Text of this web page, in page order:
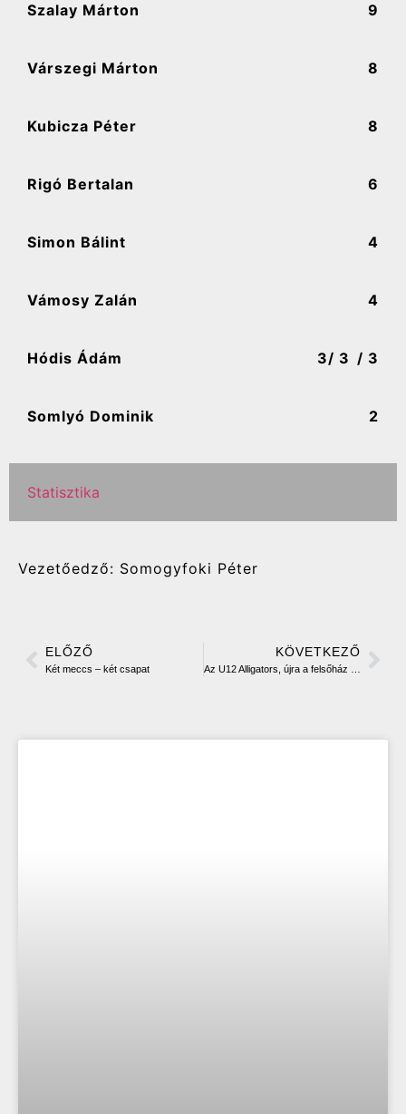
Szalay Márton 9
Várszegi Márton 8
Kubicza Péter 8
Rigó Bertalan 6
Simon Bálint 4
Vámosy Zalán 4
Hódis Ádám 3/ 3 / 3
Somlyó Dominik 2
Statisztika
Vezetőedző: Somogyfoki Péter
ELŐZŐ
Két meccs – két csapat
KÖVETKEZŐ